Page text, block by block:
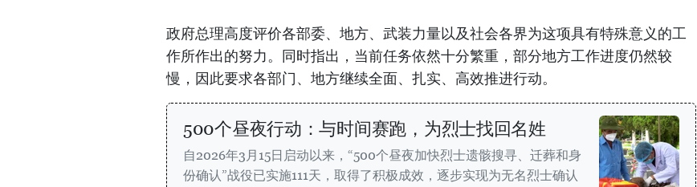
政府总理高度评价各部委、地方、武装力量以及社会各界为这项具有特殊意义的工
作所作出的努力。同时指出，当前任务依然十分繁重，部分地方工作进度仍然较
慢，因此要求各部门、地方继续全面、扎实、高效推进行动。
500个昼夜行动：与时间赛跑，为烈士找回名姓
自2026年3月15日启动以来，“500个昼夜加快烈士遗骸搜寻、迁葬和身
份确认”战役已实施111天，取得了积极成效，逐步实现为无名烈士确认